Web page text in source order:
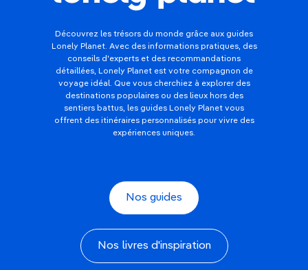
Découvrez les trésors du monde grâce aux guides
Lonely Planet. Avec des informations pratiques, des
conseils d'experts et des recommandations
détaillées, Lonely Planet est votre compagnon de
voyage idéal. Que vous cherchiez à explorer des
destinations populaires ou des lieux hors des
sentiers battus, les guides Lonely Planet vous
offrent des itinéraires personnalisés pour vivre des
expériences uniques.
Nos guides
Nos livres d'inspiration